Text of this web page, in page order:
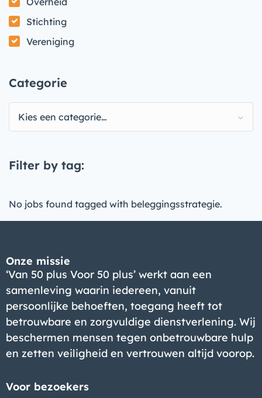
Stichting
Vereniging
Categorie
Kies een categorie…
Filter by tag:
No jobs found tagged with beleggingsstrategie.
Onze missie
‘Van 50 plus Voor 50 plus’ werkt aan een
samenleving waarin iedereen, vanuit
persoonlijke behoeften, toegang heeft tot
betrouwbare en zorgvuldige dienstverlening. Wij
beschermen mensen tegen onbetrouwbare hulp
en zetten veiligheid en vertrouwen altijd voorop.
Voor bezoekers